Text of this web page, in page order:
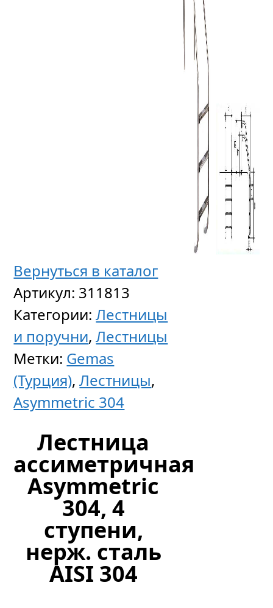
Вернуться в каталог
Артикул: 311813
Категории:Лестницы
и поручни,Лестницы
Метки: Gemas
(Турция),Лестницы,
Asymmetric 304
Лестница
ассиметричная
Asymmetric
304, 4
ступени,
нерж. сталь
AISI 304